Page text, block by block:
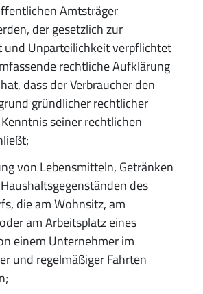
Amtsträger
der gesetzlich zur
und Unparteilichkeit verpflichtet
rechtliche Aufklärung
dass der Verbraucher den
gründlicher rechtlicher
seiner rechtlichen
von Lebensmitteln, Getränken
des
die am Wohnsitz, am
am Arbeitsplatz eines
einem Unternehmer im
und regelmäßiger Fahrten